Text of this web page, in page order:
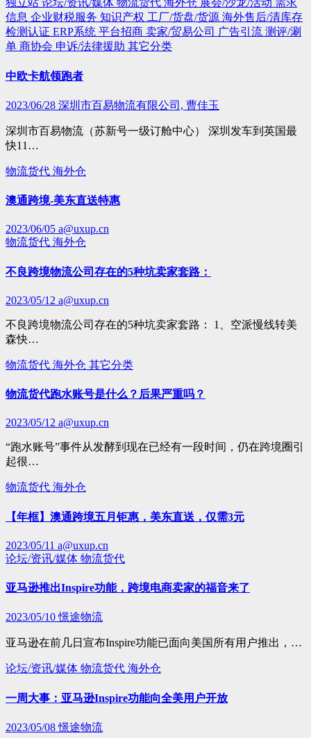
独立站 论坛/资讯/媒体 物流货代 海外仓 展会/沙龙/活动 需求
信息 企业财税服务 知识产权 工厂/货盘/货源 海外售后/清库存
检测认证 ERP系统 平台招商 卖家/贸易公司 广告引流 测评/涮
单 商协会 申诉/法律援助 其它分类
中欧卡航领跑者
2023/06/28 深圳市百易物流有限公司, 曹佳玉
深圳市百易物流（苏新号一级订舱中心） 深圳发车到英国最
快11…
物流货代 海外仓
澳通跨境-美东直送特惠
2023/06/05 a@uxup.cn
物流货代 海外仓
不良跨境物流公司存在的5种坑卖家套路：
2023/05/12 a@uxup.cn
不良跨境物流公司存在的5种坑卖家套路： 1、空派慢线转美
森快…
物流货代 海外仓 其它分类
物流货代跑水账号是什么？后果严重吗？
2023/05/12 a@uxup.cn
“跑水账号”事件从发酵到现在已经有一段时间，仍在跨境圈引
起很…
物流货代 海外仓
【年框】澳通跨境五月钜惠，美东直送，仅需3元
2023/05/11 a@uxup.cn
论坛/资讯/媒体 物流货代
亚马逊推出Inspire功能，跨境电商卖家的福音来了
2023/05/10憬途物流
亚马逊在前几日宣布Inspire功能已面向美国所有用户推出，…
论坛/资讯/媒体 物流货代 海外仓
一周大事：亚马逊Inspire功能向全美用户开放
2023/05/08憬途物流